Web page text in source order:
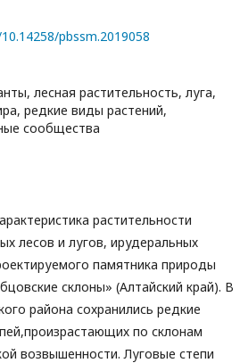
pbssm.2019058
лесная растительность, луга,
редкие виды растений,
сообщества
растительности
лесов и лугов, ирудеральных
памятника природы
склоны» (Алтайский край). В
района сохранились редкие
по склонам
возвышенности. Луговые степи